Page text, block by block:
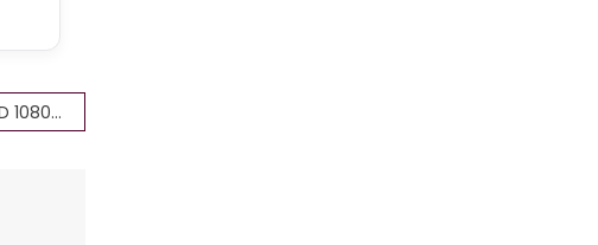
2.GB Download Brahmastra Movie 7Star HD 1080p 720p, 480p HD 4K